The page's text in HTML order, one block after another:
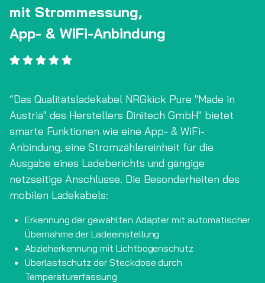
mit Strommessung,
App- & WiFi-Anbindung
Das Qualitätsladekabel NRGkick Pure "Made in
Austria" des Herstellers Dinitech GmbH" bietet
smarte Funktionen wie eine App- & WiFi-
Anbindung, eine Stromzählereinheit für die
Ausgabe eines Ladeberichts und gängige
netzseitige Anschlüsse. Die Besonderheiten des
mobilen Ladekabels:
Erkennung der gewählten Adapter mit automatischer
Übernahme der Ladeeinstellung
Abzieherkennung mit Lichtbogenschutz
Überlastschutz der Steckdose durch
Temperaturerfassung